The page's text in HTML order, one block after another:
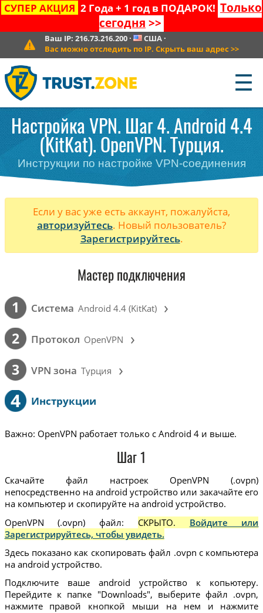
СУПЕР АКЦИЯ 2 Года + 1 год в ПОДАРОК! Только
сегодня >>
Ваш IP: 216.73.216.200· США·
Вас можно отследить по IP. Скрыть ваш адрес >>
☰
Настройка VPN. Шаг 4. Android 4.4
(KitKat). OpenVPN. Турция.
Инструкции по настройке VPN-соединения
Если у вас уже есть аккаунт, пожалуйста,
авторизуйтесь. Новый пользователь?
Зарегистрируйтесь.
Мастер подключения
1 Cистема Android 4.4 (KitKat) ›
2 Протокол OpenVPN ›
3 VPN зона Турция ›
4 Инструкции
Важно: OpenVPN работает только с Android 4 и выше.
Шаг 1
Скачайте файл настроек OpenVPN (.ovpn)
непосредственно на android устройство или закачайте его
на компьютер и скопируйте на android устройство.
OpenVPN (.ovpn) файл:
СКРЫТО. Войдите или
Зарегистрируйтесь, чтобы увидеть.
Здесь показано как скопировать файл .ovpn с компьютера
на android устройство.
Подключите ваше android устройство к копьютеру.
Перейдите к папке "Downloads", выберите файл .ovpn,
нажмите правой кнопкой мыши на нем и нажмите